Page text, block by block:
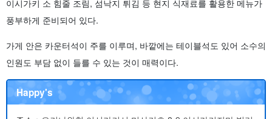
이시가키 소 힘줄 조림, 섬낙지 튀김 등 현지 식재료를 활용한 메뉴가
풍부하게 준비되어 있다.
가게 안은 카운터석이 주를 이루며, 바깥에는 테이블석도 있어 소수의
인원도 부담 없이 들를 수 있는 것이 매력이다.
Happy's